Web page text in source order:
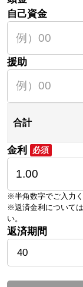
自己資金
援助
合計
金利 必須
※半角数字でご入力く
※返済金利について
い。
返済期間